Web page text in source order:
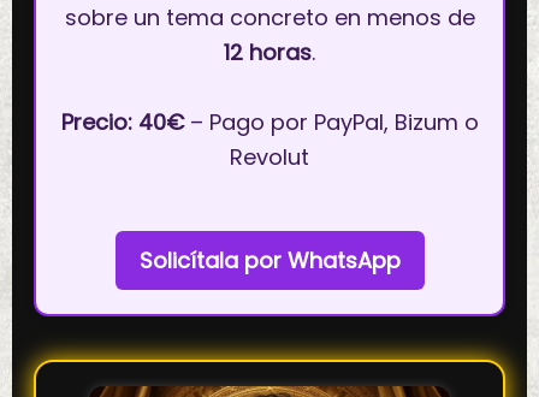
sobre un tema concreto en menos de
12 horas.
Precio: 40€– Pago por PayPal, Bizum o
Revolut
Solicítala por WhatsApp